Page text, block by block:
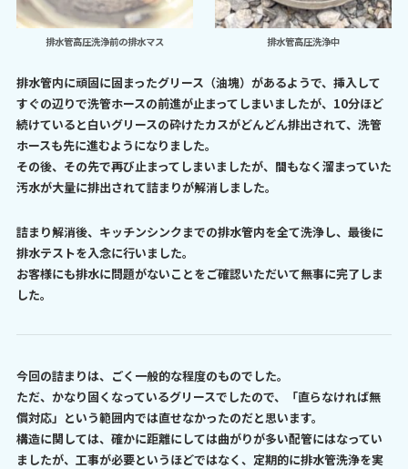
排水管高圧洗浄前の排水マス 排水管高圧洗浄中
排水管内に頑固に固まったグリース（油塊）があるようで、挿入して
すぐの辺りで洗管ホースの前進が止まってしまいましたが、10分ほど
続けていると白いグリースの砕けたカスがどんどん排出されて、洗管
ホースも先に進むようになりました。
その後、その先で再び止まってしまいましたが、間もなく溜まっていた
汚水が大量に排出されて詰まりが解消しました。
詰まり解消後、キッチンシンクまでの排水管内を全て洗浄し、最後に
排水テストを入念に行いました。
お客様にも排水に問題がないことをご確認いただいて無事に完了しま
した。
今回の詰まりは、ごく一般的な程度のものでした。
ただ、かなり固くなっているグリースでしたので、「直らなければ無
償対応」という範囲内では直せなかったのだと思います。
構造に関しては、確かに距離にしては曲がりが多い配管にはなってい
ましたが、工事が必要というほどではなく、定期的に排水管洗浄を実